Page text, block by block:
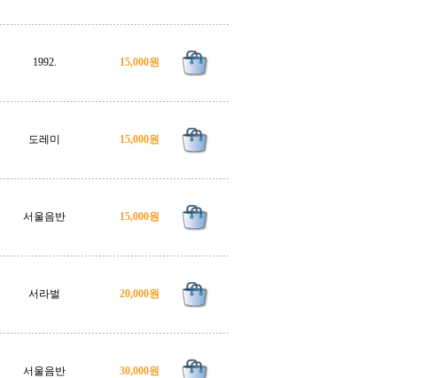
1992. 15,000원
도레미 15,000원
서울음반 15,000원
서라벌 20,000원
서울음반 30,000원